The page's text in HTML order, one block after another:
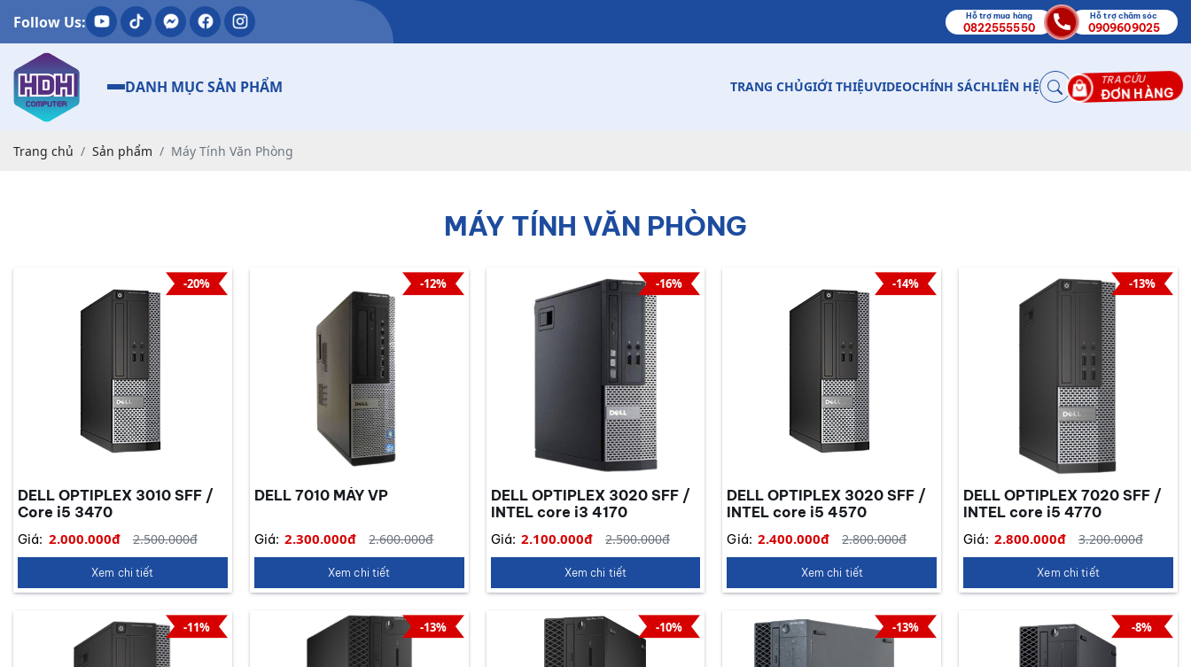
Follow Us: Hỗ trợ mua hàng
0822555550
Hỗ trợ chăm sóc
0909609025
DANH MỤC SẢN PHẨM TRANG CHỦGIỚI THIỆUVIDEOCHÍNH SÁCHLIÊN HỆ TRA CỨU
ĐƠN HÀNG
Trang chủ Sản phẩm Máy Tính Văn Phòng
MÁY TÍNH VĂN PHÒNG
DELL OPTIPLEX 3010 SFF /
Core i5 3470
Giá: 2.000.000đ 2.500.000đ
-20%
Xem chi tiết
DELL 7010 MÁY VP
Giá: 2.300.000đ 2.600.000đ
-12%
Xem chi tiết
DELL OPTIPLEX 3020 SFF /
INTEL core i3 4170
Giá: 2.100.000đ 2.500.000đ
-16%
Xem chi tiết
DELL OPTIPLEX 3020 SFF /
INTEL core i5 4570
Giá: 2.400.000đ 2.800.000đ
-14%
Xem chi tiết
DELL OPTIPLEX 7020 SFF /
INTEL core i5 4770
Giá: 2.800.000đ 3.200.000đ
-13%
Xem chi tiết
-11% -13% -10% -13% -8%